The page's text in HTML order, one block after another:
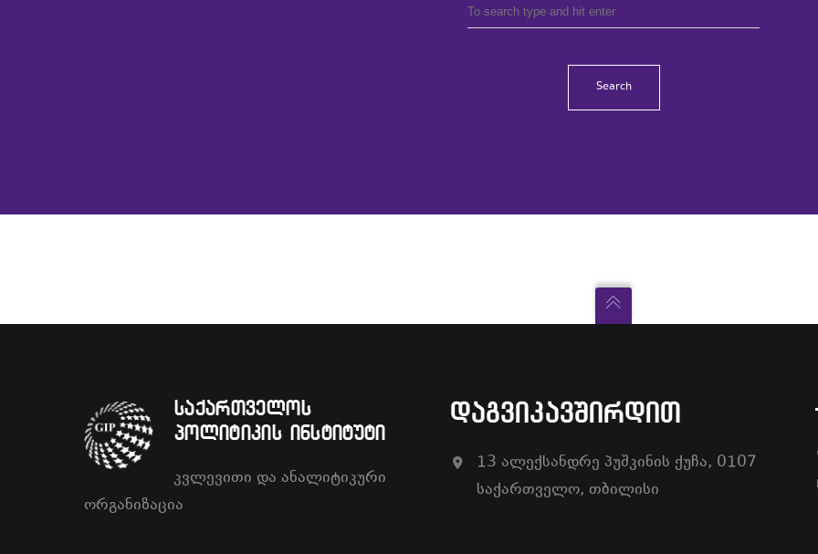
Search
საქართველოს
პოლიტიკის ინსტიტუტი
კვლევითი და ანალიტიკური
ორგანიზაცია
ᲓᲐᲒᲕᲘᲙᲐᲕᲨᲘᲠᲓᲘᲗ
13 ალექსანდრე პუშკინის ქუჩა, 0107
საქართველო, თბილისი